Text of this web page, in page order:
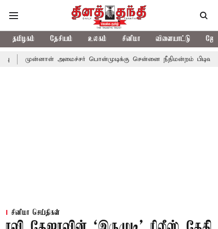
தமிழகம் தேசியம் உலகம் சினிமா விளையாட்டு
அமைச்சர் பொன்முடிக்கு சென்னை நீதிமன்றம் பிடிவாராண்ட்
சினிமா செய்திகள்